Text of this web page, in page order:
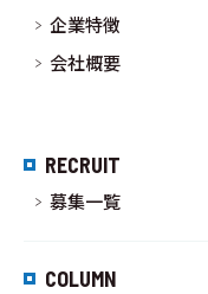
企業特徴
会社概要
RECRUIT
募集一覧
COLUMN